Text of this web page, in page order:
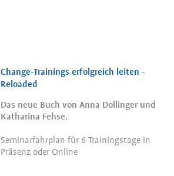
Change-Trainings erfolgreich leiten -
Reloaded
Das neue Buch von Anna Dollinger und
Katharina Fehse.
Seminarfahrplan für 6 Trainingstage in
Präsenz oder Online